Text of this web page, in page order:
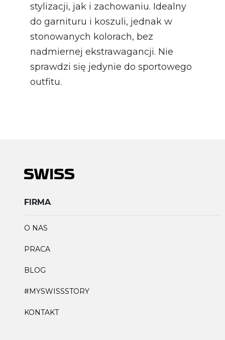
stylizacji, jak i zachowaniu. Idealny
do garnituru i koszuli, jednak w
stonowanych kolorach, bez
nadmiernej ekstrawagancji. Nie
sprawdzi się jedynie do sportowego
outfitu.
FIRMA
O NAS
PRACA
BLOG
#MYSWISSSTORY
KONTAKT